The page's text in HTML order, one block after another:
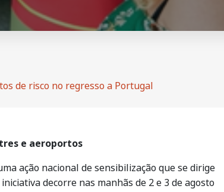
de risco no regresso a Portugal
e aeroportos
ação nacional de sensibilização que se dirige
decorre nas manhãs de 2 e 3 de agosto